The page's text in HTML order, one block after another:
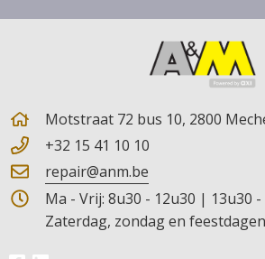
Motstraat 72 bus 10, 2800
+32 15 41 10 10
repair@anm.be
Ma - Vrij: 8u30 - 12u30 | 13u30 -
Zaterdag, zondag en